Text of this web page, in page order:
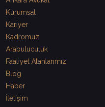
Kurumsal
Kariyer
Kadromuz
Arabuluculuk
Faaliyet Alanlarımız
Blog
Haber
İletişim